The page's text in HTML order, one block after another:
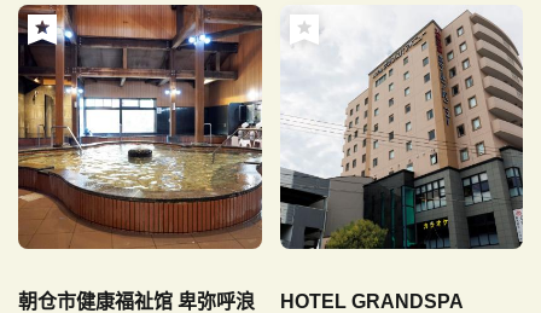
朝仓市健康福祉馆 卑弥呼浪
HOTEL GRANDSPA